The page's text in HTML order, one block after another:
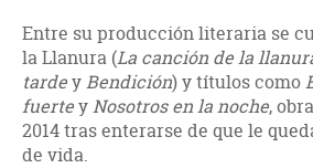
Entre su producción literaria se
la Llanura (La canción de la
tardeyBendición) y títulos como
fuerteyNosotros en la noche,
2014 tras enterarse de que le
de vida.